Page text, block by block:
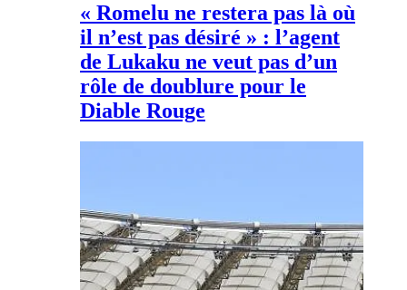
« Romelu ne restera pas là où
il n’est pas désiré » : l’agent
de Lukaku ne veut pas d’un
rôle de doublure pour le
Diable Rouge